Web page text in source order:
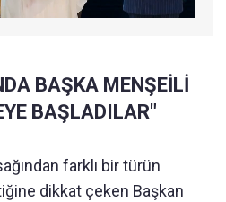
BAŞKA MENŞEİLİ
BAŞLADILAR"
farklı bir türün
dikkat çeken Başkan